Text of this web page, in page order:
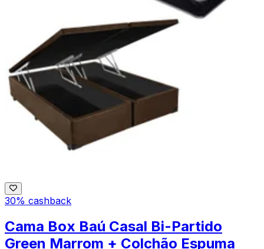
30% cashback
Cama Box Baú Casal Bi-Partido
Green Marrom + Colchão Espuma